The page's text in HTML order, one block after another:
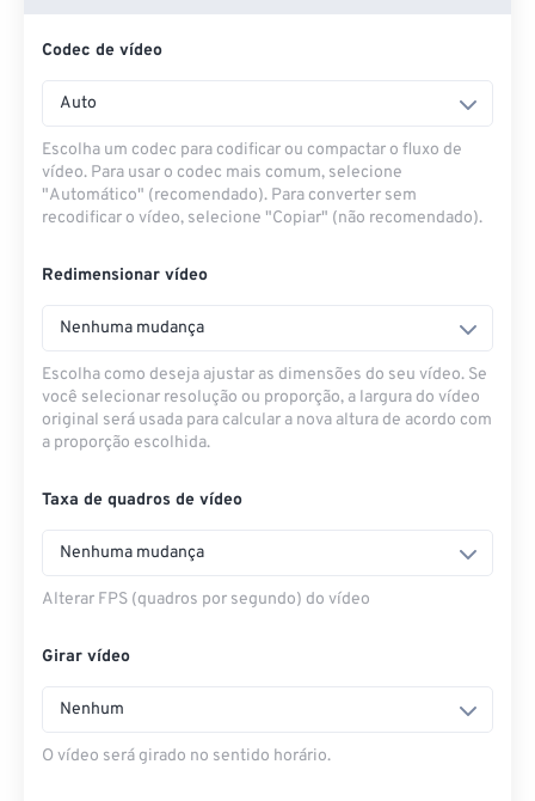
Codec de vídeo
Auto
Escolha um codec para codificar ou compactar o fluxo de
vídeo. Para usar o codec mais comum, selecione
"Automático" (recomendado). Para converter sem
recodificar o vídeo, selecione "Copiar" (não recomendado).
Redimensionar vídeo
Nenhuma mudança
Escolha como deseja ajustar as dimensões do seu vídeo. Se
você selecionar resolução ou proporção, a largura do vídeo
original será usada para calcular a nova altura de acordo com
a proporção escolhida.
Taxa de quadros de vídeo
Nenhuma mudança
Alterar FPS (quadros por segundo) do vídeo
Girar vídeo
Nenhum
O vídeo será girado no sentido horário.